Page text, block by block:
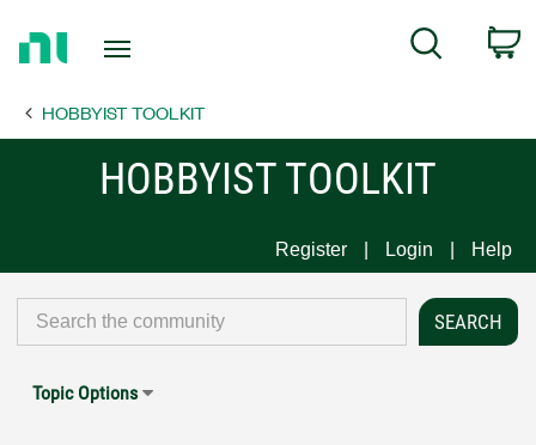
Page
Search
HOBBYIST TOOLKIT
HOBBYIST TOOLKIT
Register Login Help
Topic Options